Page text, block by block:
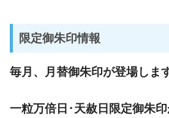
限定御朱印情報
毎月、月替御朱印が登場します
一粒万倍日･天赦日限定御朱印